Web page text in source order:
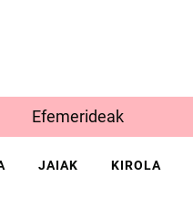
Efemerideak
JAIAK KIROLA